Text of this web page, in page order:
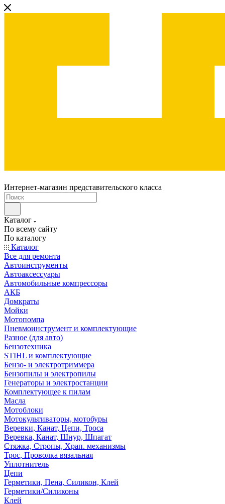
Интернет-магазин представительского класса
Каталог
По всему сайту
По каталогу
Каталог
Все для ремонта
Автоинструменты
Автоаксессуары
Автомобильные компрессоры
АКБ
Домкраты
Мойки
Мотопомпа
Пневмоинструмент и комплектующие
Разное (для авто)
Бензотехника
STIHL и комплектующие
Бензо- и электротриммера
Бензопилы и электропилы
Генераторы и электростанции
Комплектующее к пилам
Масла
Мотоблоки
Мотокультиваторы, мотобуры
Веревки, Канат, Цепи, Троса
Веревка, Канат, Шнур, Шпагат
Стяжка, Стропы, Храп. механизмы
Трос, Проволка вязальная
Уплотнитель
Цепи
Герметики, Пена, Силикон, Клей
Герметики/Силиконы
Клей